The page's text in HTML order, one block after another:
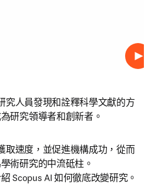
播放
究人員發現和詮釋科學文獻的方
研究領導者和創新者。
取速度，並促進機構成功，從而
術研究的中流砥柱。
Scopus AI 如何徹底改變研究。